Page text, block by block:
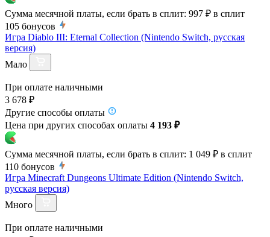
Сумма месячной платы, если брать в сплит: 997 ₽ в сплит
105 бонусов
Игра Diablo III: Eternal Collection (Nintendo Switch, русская
версия)
Мало
При оплате наличными
3 678 ₽
Другие способы оплаты
Цена при других способах оплаты 4 193 ₽
Сумма месячной платы, если брать в сплит: 1 049 ₽ в сплит
110 бонусов
Игра Minecraft Dungeons Ultimate Edition (Nintendo Switch,
русская версия)
Много
При оплате наличными